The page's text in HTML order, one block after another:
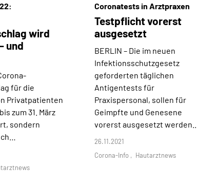
wird
und
für die
Privatpatienten
zum 31. März
sondern
Coronatests in Arztpraxen
Testpflicht vorerst
ausgesetzt
BERLIN – Die im neuen
Infektionsschutzgesetz
geforderten täglichen
Antigentests für
Praxispersonal, sollen für
Geimpfte und Genesene
vorerst ausgesetzt werden.…
26.11.2021
Corona-Info
Hautarztnews